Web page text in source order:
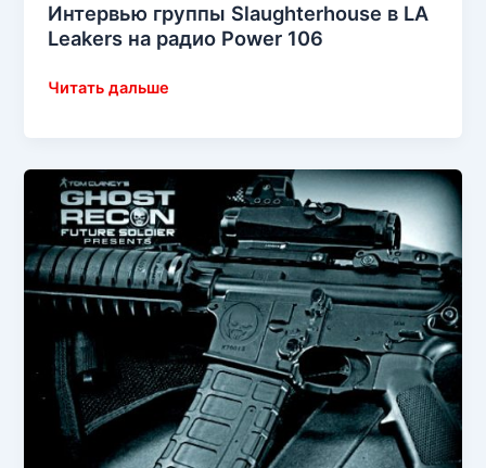
Интервью группы Slaughterhouse в LA
Leakers на радио Power 106
Интервью
в
LA
Leakers
на
радио
Power
Читать дальше